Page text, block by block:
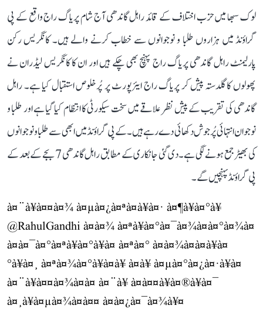
لوک سبھا میں حزب اختلاف کے قائد راہل گاندھی آج شام پریاگ راج واقع کے پی
گراؤنڈ میں ہزاروں طلبا و نوجوانوں سے خطاب کرنے والے ہیں۔ کانگریس رکن
پارلیمنٹ راہل گاندھی پریاگ راج پہنچ بھی چکے ہیں اور ان کا کانگریس لیڈران نے
پھولوں کا گلدستہ پیش کر پریاگ راج ایئرپورٹ پر پُرخلوص استقبال کیا ہے۔ راہل
گاندھی کی تقریب کے پیش نظر علاقے میں سخت سیکورٹی کا انتظام کیا گیا ہے اور طلبا و
نوجوان انتہائی پُرجوش دکھائی دے رہے ہیں۔ کے پی گراؤنڈ میں ابھی سے طلبا و نوجوانوں
کی بھیڑ جمع ہونے لگی ہے۔ دی گئی جانکاری کے مطابق راہل گاندھی 7 بجے کے بعد کے
پی گراؤنڈ پہنچیں گے۔
à¤¨à¥à¤¤à¤¾ à¤µà¤¿à¤ªà¤à¥à¤· à¤¶à¥à¤°à¥
@RahulGandhi à¤à¤¾ à¤ªà¥à¤°à¤¯à¤¾à¤à¤°à¤¾à¤
à¤à¤¯à¤°à¤ªà¥à¤°à¥à¤ à¤ªà¤° à¤à¤¾à¤à¤à¥à¤
°à¥à¤¸ à¤ªà¤¾à¤°à¥à¤à¥ à¤à¥ à¤µà¤°à¤¿à¤·à¥à¤
à¤¨à¥à¤¤à¤¾à¤à¤ à¤¨à¥ à¤à¤¤à¥à¤®à¥à¤¯
à¤¸à¥à¤µà¤¾à¤à¤¤ à¤à¤¿à¤¯à¤¾à¥¤